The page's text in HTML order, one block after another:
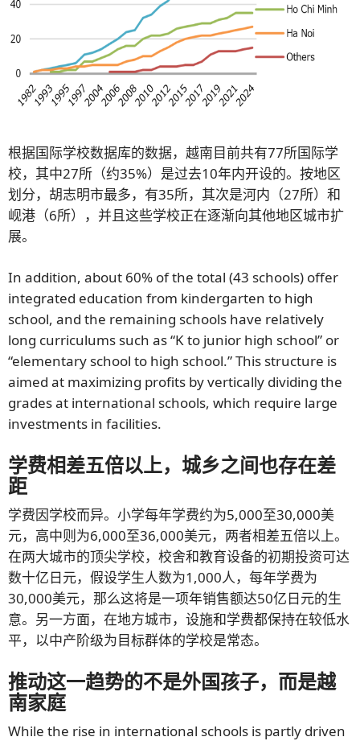
根据国际学校数据库的数据，越南目前共有77所国际学
校，其中27所（约35%）是过去10年内开设的。按地区
划分，胡志明市最多，有35所，其次是河内（27所）和
岘港（6所），并且这些学校正在逐渐向其他地区城市扩
展。
In addition, about 60% of the total (43 schools) offer
integrated education from kindergarten to high
school, and the remaining schools have relatively
long curriculums such as “K to junior high school” or
“elementary school to high school.” This structure is
aimed at maximizing profits by vertically dividing the
grades at international schools, which require large
investments in facilities.
学费相差五倍以上，城乡之间也存在差
距
学费因学校而异。小学每年学费约为5,000至30,000美
元，高中则为6,000至36,000美元，两者相差五倍以上。
在两大城市的顶尖学校，校舍和教育设备的初期投资可达
数十亿日元，假设学生人数为1,000人，每年学费为
30,000美元，那么这将是一项年销售额达50亿日元的生
意。另一方面，在地方城市，设施和学费都保持在较低水
平，以中产阶级为目标群体的学校是常态。
推动这一趋势的不是外国孩子，而是越
南家庭
While the rise in international schools is partly driven